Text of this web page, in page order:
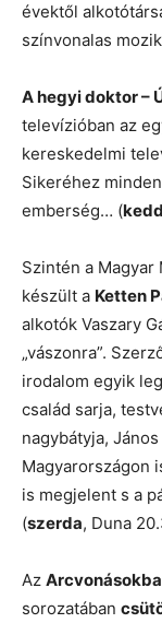
évektől
színvonalas
A hegyi doktor –
televízióban az
kereskedelmi
Sikeréhez
emberség… (kedd
Szintén a Magyar
készült a Ketten
alkotók Vaszary
„vászonra”.
irodalom egyik
család sarja,
nagybátyja,
Magyarországon
is megjelent s a
(szerda, Duna
Az
sorozatában